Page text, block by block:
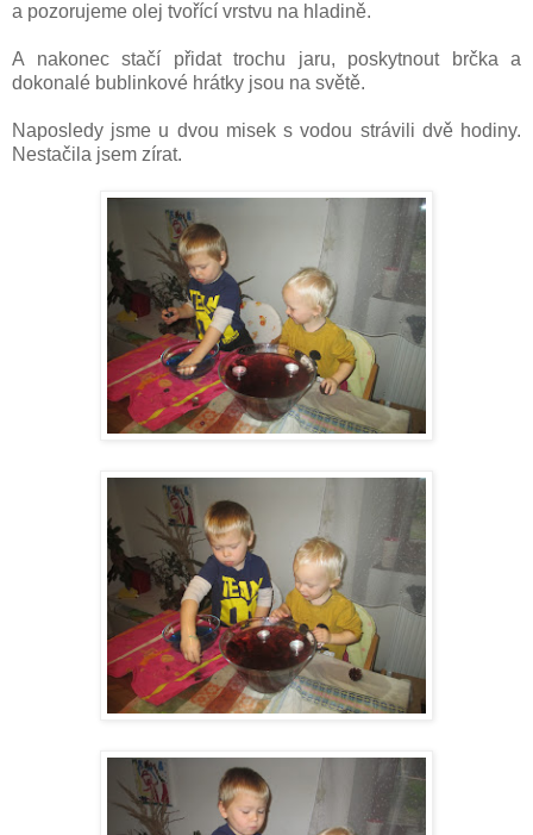
a pozorujeme olej tvořící vrstvu na hladině.
A nakonec stačí přidat trochu jaru, poskytnout brčka a
dokonalé bublinkové hrátky jsou na světě.
Naposledy jsme u dvou misek s vodou strávili dvě hodiny.
Nestačila jsem zírat.